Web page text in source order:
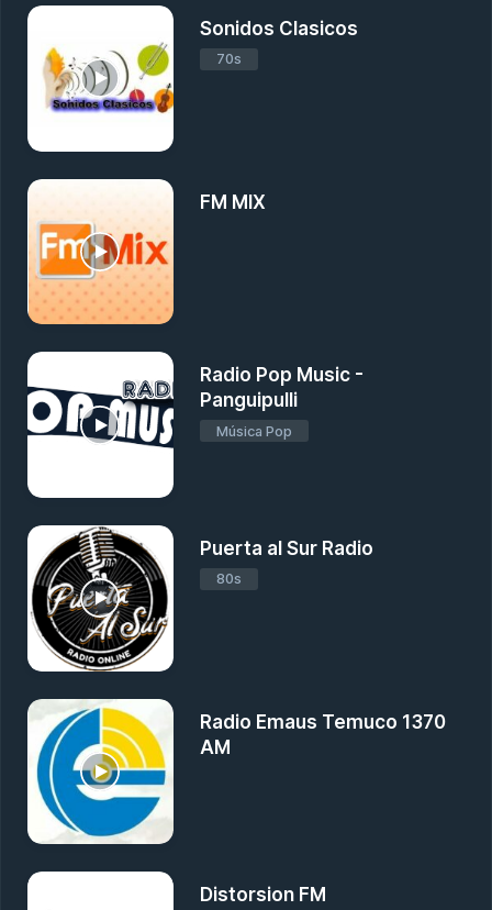
Sonidos Clasicos
70s
FM MIX
Radio Pop Music -
Panguipulli
Música Pop
Puerta al Sur Radio
80s
Radio Emaus Temuco 1370
AM
Distorsion FM